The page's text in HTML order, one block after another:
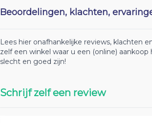
Beoordelingen, klachten,
Lees hier onafhankelijke reviews, klachten
zelf een winkel waar u een (online)
slecht en goed zijn!
Schrijf zelf een review